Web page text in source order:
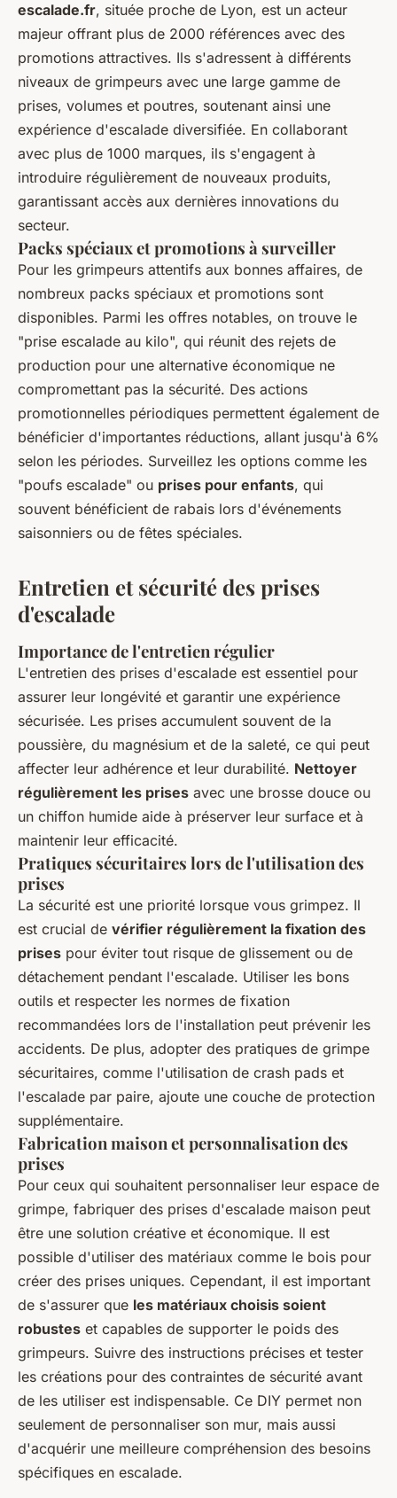
escalade.fr, située proche de Lyon, est un acteur
majeur offrant plus de 2000 références avec des
promotions attractives. Ils s'adressent à différents
niveaux de grimpeurs avec une large gamme de
prises, volumes et poutres, soutenant ainsi une
expérience d'escalade diversifiée. En collaborant
avec plus de 1000 marques, ils s'engagent à
introduire régulièrement de nouveaux produits,
garantissant accès aux dernières innovations du
secteur.
Packs spéciaux et promotions à surveiller
Pour les grimpeurs attentifs aux bonnes affaires, de
nombreux packs spéciaux et promotions sont
disponibles. Parmi les offres notables, on trouve le
"prise escalade au kilo", qui réunit des rejets de
production pour une alternative économique ne
compromettant pas la sécurité. Des actions
promotionnelles périodiques permettent également de
bénéficier d'importantes réductions, allant jusqu'à 6%
selon les périodes. Surveillez les options comme les
"poufs escalade" ou prises pour enfants, qui
souvent bénéficient de rabais lors d'événements
saisonniers ou de fêtes spéciales.
Entretien et sécurité des prises
d'escalade
Importance de l'entretien régulier
L'entretien des prises d'escalade est essentiel pour
assurer leur longévité et garantir une expérience
sécurisée. Les prises accumulent souvent de la
poussière, du magnésium et de la saleté, ce qui peut
affecter leur adhérence et leur durabilité. Nettoyer
régulièrement les prises avec une brosse douce ou
un chiffon humide aide à préserver leur surface et à
maintenir leur efficacité.
Pratiques sécuritaires lors de l'utilisation des
prises
La sécurité est une priorité lorsque vous grimpez. Il
est crucial de vérifier régulièrement la fixation des
prises pour éviter tout risque de glissement ou de
détachement pendant l'escalade. Utiliser les bons
outils et respecter les normes de fixation
recommandées lors de l'installation peut prévenir les
accidents. De plus, adopter des pratiques de grimpe
sécuritaires, comme l'utilisation de crash pads et
l'escalade par paire, ajoute une couche de protection
supplémentaire.
Fabrication maison et personnalisation des
prises
Pour ceux qui souhaitent personnaliser leur espace de
grimpe, fabriquer des prises d'escalade maison peut
être une solution créative et économique. Il est
possible d'utiliser des matériaux comme le bois pour
créer des prises uniques. Cependant, il est important
de s'assurer que les matériaux choisis soient
robustes et capables de supporter le poids des
grimpeurs. Suivre des instructions précises et tester
les créations pour des contraintes de sécurité avant
de les utiliser est indispensable. Ce DIY permet non
seulement de personnaliser son mur, mais aussi
d'acquérir une meilleure compréhension des besoins
spécifiques en escalade.